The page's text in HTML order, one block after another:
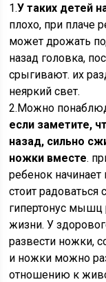
1.У таких детей
плохо, при плаче
может дрожать
назад головка,
срыгивают. их
неяркий свет.
2.Можно
если заметите,
назад, сильно
ножки вместе.
ребенок начинает
стоит
гипертонус мышц
жизни. У
развести ножки,
и ножки можно
отношению к